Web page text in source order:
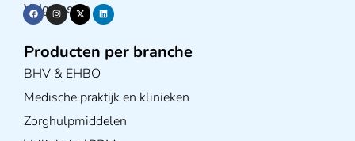
Volg ons op
Producten per branche
BHV & EHBO
Medische praktijk en klinieken
Zorghulpmiddelen